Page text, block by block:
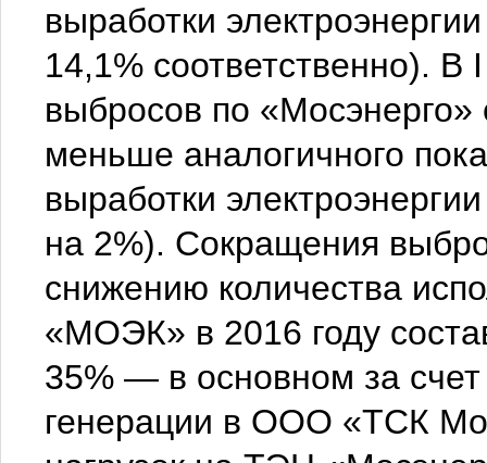
выработки
14,1% соответственно).
выбросов по
меньше аналогичного
выработки
на 2%). Сокращения
снижению количества
«МОЭК» в 2016 году
35% — в основном за
генерации в ООО «ТСК